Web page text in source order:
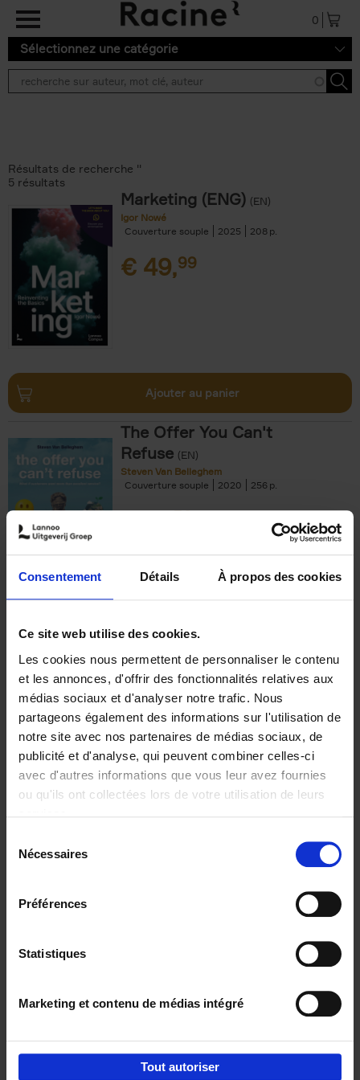
Consentement Détails À propos des cookies
Ce site web utilise des cookies.
Les cookies nous permettent de personnaliser le contenu
et les annonces, d'offrir des fonctionnalités relatives aux
médias sociaux et d'analyser notre trafic. Nous
partageons également des informations sur l'utilisation de
notre site avec nos partenaires de médias sociaux, de
publicité et d'analyse, qui peuvent combiner celles-ci
avec d'autres informations que vous leur avez fournies
ou qu'ils ont collectées lors de votre utilisation de leurs
Nécessaires
Préférences
Statistiques
Marketing et contenu de médias intégré
Tout autoriser
Aller au contenu principal
0
Sélectionnez une catégorie
Résultats de recherche ''
5 résultats
Marketing (ENG) (EN)
Igor Nowé
Couverture souple
2025 208
€ 49,99
Ajouter au panier
The Offer You Can't
Refuse (EN)
Steven Van Belleghem
Couverture souple
2020 256
€37,50
Building Bonds = Building
Business
Jochen Roef Jozefien De Feyter
Carolien Boom
Couverture souple
2025 200
€29,99
Digital marketing like a PRO -
completely revised edition (EN)